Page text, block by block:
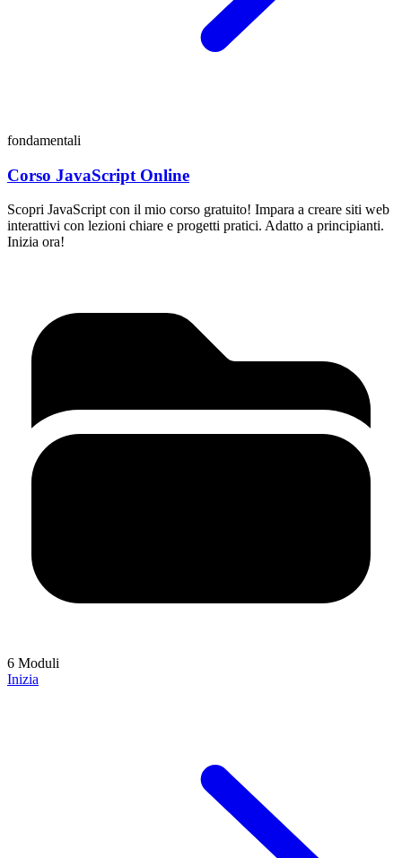
fondamentali
Corso JavaScript Online
Scopri JavaScript con il mio corso gratuito! Impara a creare siti web
interattivi con lezioni chiare e progetti pratici. Adatto a principianti.
Inizia ora!
6 Moduli
Inizia